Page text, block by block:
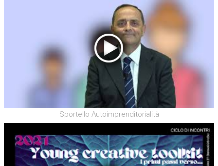
Sportello Autoimprenditorialità